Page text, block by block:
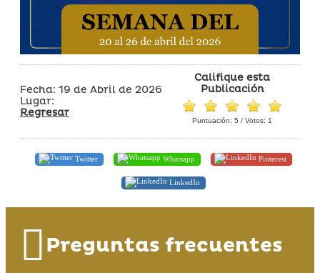
Fecha: 19 de Abril de 2026
Lugar:
Regresar
Califique esta
Publicación
Puntuación: 5 / Votos: 1
Twitter Whatsapp Pinterest
LinkedIn
Preguntas frecuentes